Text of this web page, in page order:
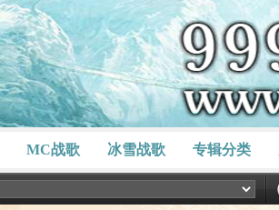
MC战歌 冰雪战歌 专辑分类